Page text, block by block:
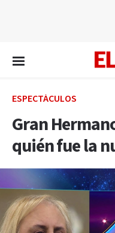
ESPECTÁCULOS
Gran
quién fue la